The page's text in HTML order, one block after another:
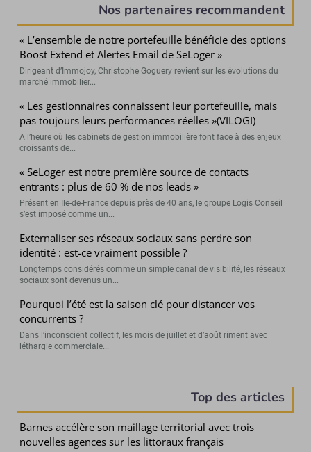
Nos partenaires recommandent
« L’ensemble de notre portefeuille bénéficie des options
Boost Extend et Alertes Email de SeLoger »
Dirigeant d’Immojoy, Christophe Goguery revient sur les évolutions du
marché immobilier...
« Les gestionnaires connaissent leur portefeuille, mais
pas toujours leurs performances réelles »(VILOGI)
A l’heure où les cabinets de gestion immobilière font face à des enjeux
croissants de...
« SeLoger est notre première source de contacts
entrants : plus de 60 % de nos leads »
Présent en Ile-de-France depuis près de 40 ans, le groupe Logis Conseil
s’est imposé comme un...
Externaliser ses réseaux sociaux sans perdre son
identité : est-ce vraiment possible ?
Longtemps considérés comme un simple canal de visibilité, les réseaux
sociaux sont devenus un...
Pourquoi l’été est la saison clé pour distancer vos
concurrents ?
Dans l’inconscient collectif, les mois de juillet et d’août riment avec
léthargie commerciale...
Top des articles
Barnes accélère son maillage territorial avec trois
nouvelles agences sur les littoraux français